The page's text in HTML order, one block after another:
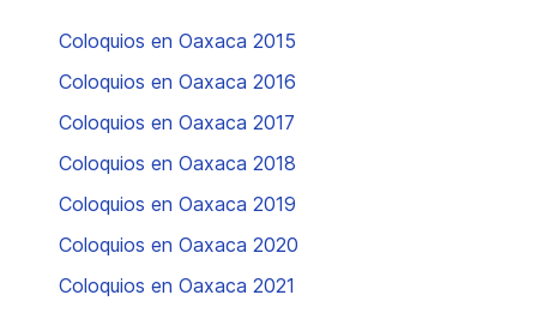
Coloquios en Oaxaca 2015
Coloquios en Oaxaca 2016
Coloquios en Oaxaca 2017
Coloquios en Oaxaca 2018
Coloquios en Oaxaca 2019
Coloquios en Oaxaca 2020
Coloquios en Oaxaca 2021